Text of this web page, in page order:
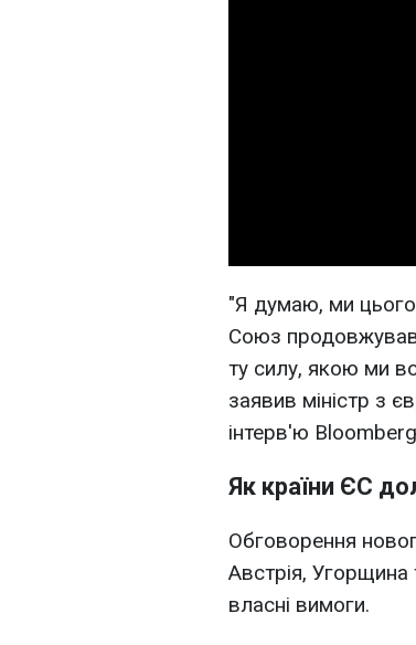
"Я думаю, ми
Союз продовжував
ту силу, якою ми
заявив міністр з
інтерв'ю
Як країни ЄС
Обговорення
Австрія,
власні вимоги.